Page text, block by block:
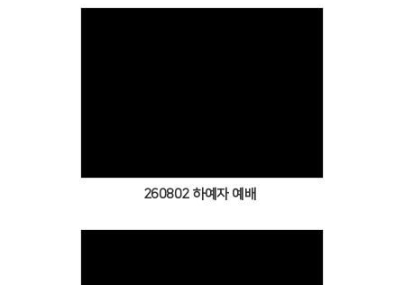
# 첨부 17.IMG_7413.jpeg
260802 하예자 예배